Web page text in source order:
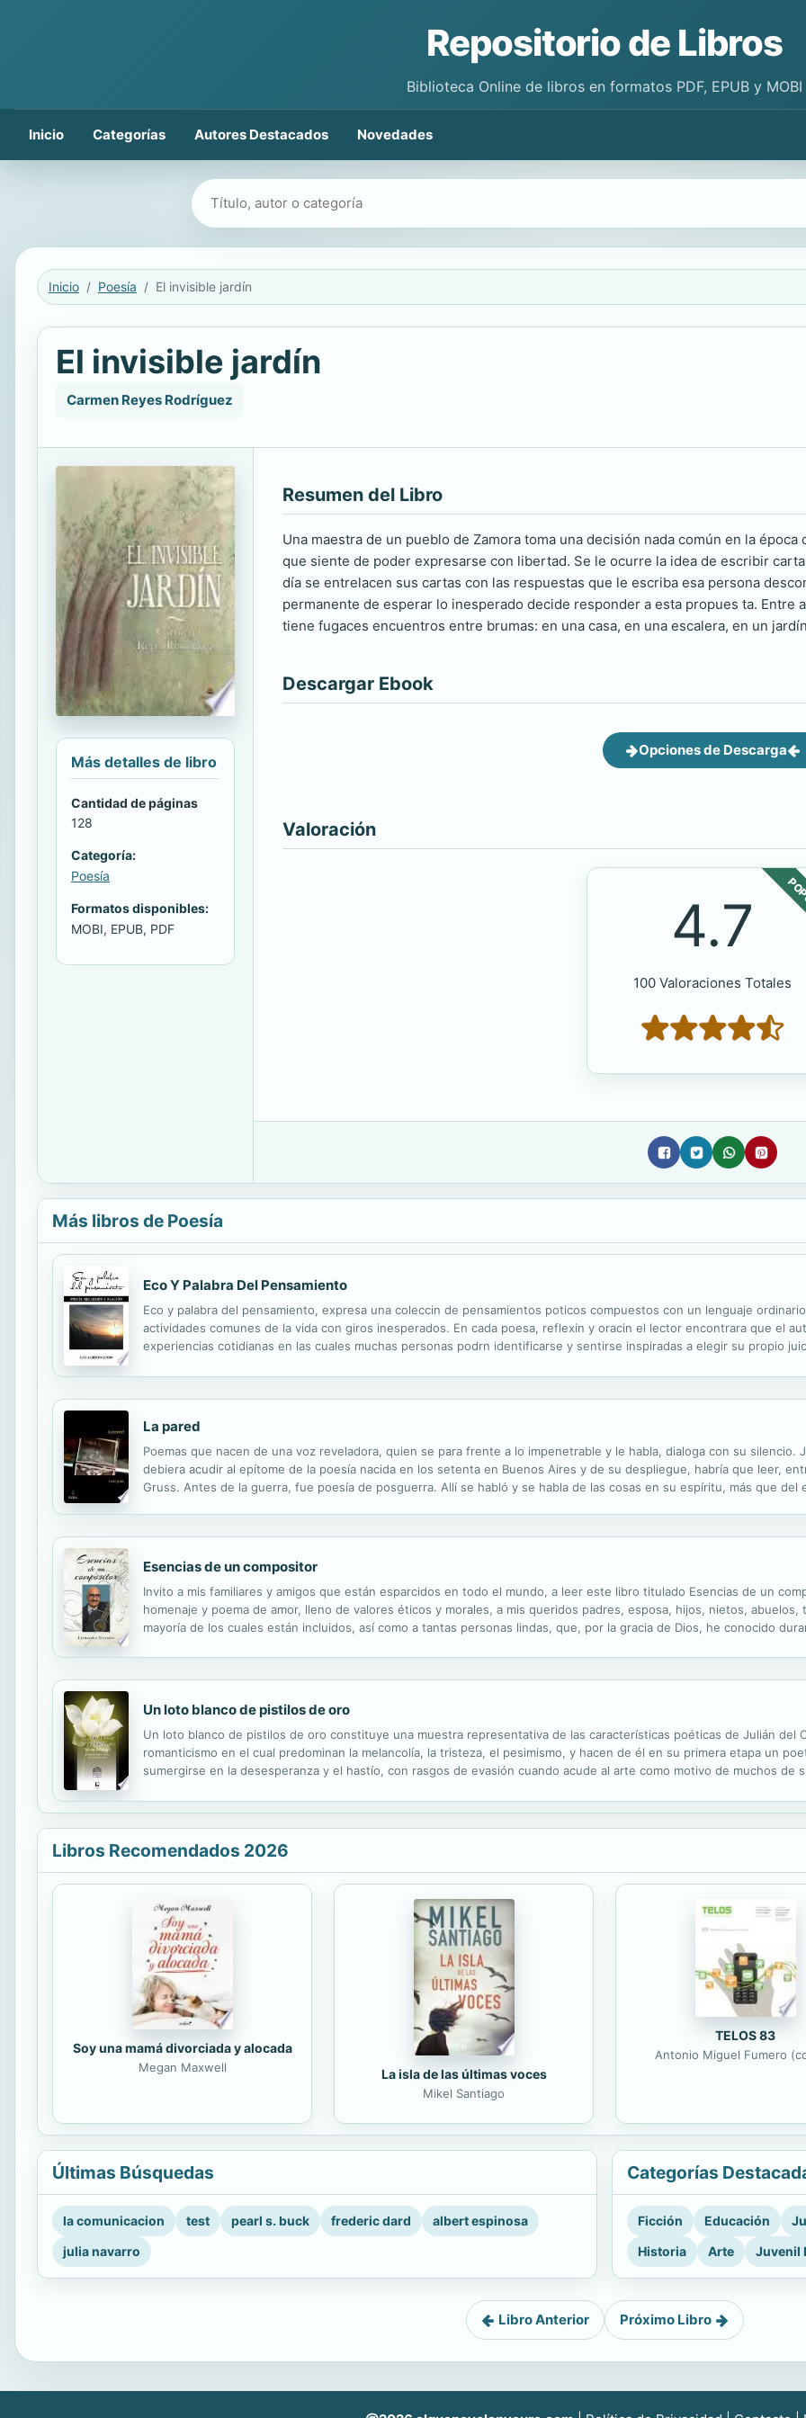
Repositorio de Libros
Biblioteca Online de libros en formatos PDF, EPUB y MOBI
Inicio Categorías Autores Destacados Novedades
Buscar libros
Inicio Poesía El invisible jardín
El invisible jardín
Carmen Reyes Rodríguez
Más detalles de libro
Cantidad de páginas
128
Categoría:
Poesía
Formatos disponibles:
MOBI, EPUB, PDF
Resumen del Libro
Una maestra de un pueblo de Zamora toma una decisión nada común en la
que siente de poder expresarse con libertad. Se le ocurre la idea de escribir
día se entrelacen sus cartas con las respuestas que le escriba esa persona
permanente de esperar lo inesperado decide responder a esta propues ta.
tiene fugaces encuentros entre brumas: en una casa, en una escalera, en un
Descargar Ebook
Opciones de Descarga
Valoración
4.7
100 Valoraciones Totales
Más libros de Poesía
Eco Y Palabra Del Pensamiento
Eco y palabra del pensamiento, expresa una coleccin de pensamientos poticos compuestos con un lenguaje
actividades comunes de la vida con giros inesperados. En cada poesa, reflexin y oracin el lector encontrara que el
experiencias cotidianas en las cuales muchas personas podrn identificarse y sentirse inspiradas a elegir su propio
La pared
Poemas que nacen de una voz reveladora, quien se para frente a lo impenetrable y le habla, dialoga con su silencio.
debiera acudir al epítome de la poesía nacida en los setenta en Buenos Aires y de su despliegue, habría que leer,
Gruss. Antes de la guerra, fue poesía de posguerra. Allí se habló y se habla de las cosas en su espíritu, más que del
Esencias de un compositor
Invito a mis familiares y amigos que están esparcidos en todo el mundo, a leer este libro titulado Esencias de un
homenaje y poema de amor, lleno de valores éticos y morales, a mis queridos padres, esposa, hijos, nietos,
mayoría de los cuales están incluidos, así como a tantas personas lindas, que, por la gracia de Dios, he conocido
Un loto blanco de pistilos de oro
Un loto blanco de pistilos de oro constituye una muestra representativa de las características poéticas de Julián del
romanticismo en el cual predominan la melancolía, la tristeza, el pesimismo, y hacen de él en su primera etapa un
sumergirse en la desesperanza y el hastío, con rasgos de evasión cuando acude al arte como motivo de muchos de
Libros Recomendados 2026
Soy una mamá divorciada y alocada
Megan Maxwell La isla de las últimas voces
Mikel Santiago
TELOS 83
Antonio Miguel Fumero
Últimas Búsquedas
la comunicacion test pearl s. buck frederic dard
albert espinosa
julia navarro
Categorías
Ficción Educación
Historia
Arte Juvenil
Libro Anterior Próximo Libro